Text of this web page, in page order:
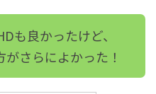
も良かったけど、
さらによかった！